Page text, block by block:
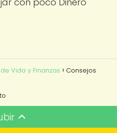
Vida y Finanzas Consejos